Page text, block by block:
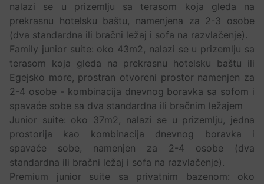
nalazi se u prizemlju sa terasom koja gleda na
prekrasnu hotelsku baštu, namenjena za 2-3 osobe
(dva standardna ili bračni ležaj i sofa na razvlačenje).
Family junior suite: oko 43m2, nalazi se u prizemlju sa
terasom koja gleda na prekrasnu hotelsku baštu ili
Egejsko more, prostran otvoreni prostor namenjen za
2-4 osobe - kombinacija dnevnog boravka sa sofom i
spavaće sobe sa dva standardna ili bračnim ležajem
Junior suite: oko 37m2, nalazi se u prizemlju, jedna
prostorija kao kombinacija dnevnog boravka i
spavaće sobe, namenjen za 2-4 osobe (dva
standardna ili bračni ležaj i sofa na razvlačenje).
Premium junior suite sa privatnim bazenom: oko